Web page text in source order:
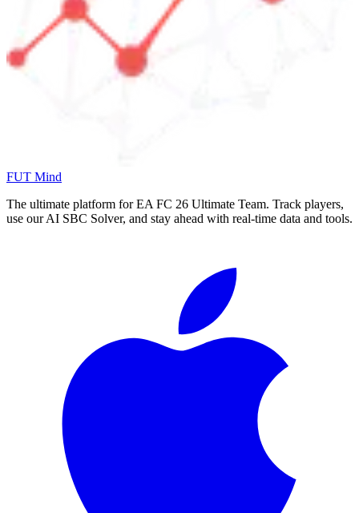
FUT Mind
The ultimate platform for EA FC 26 Ultimate Team. Track players,
use our AI SBC Solver, and stay ahead with real-time data and tools.